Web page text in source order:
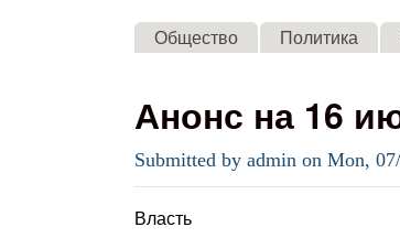
Общество Политика
Анонс на 16
Submitted by admin on Mon,
Власть